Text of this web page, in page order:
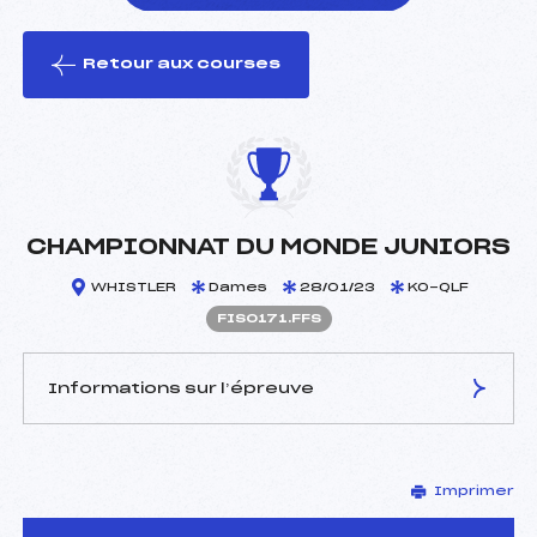
le ski
Retour aux courses
CHAMPIONNAT DU MONDE JUNIORS
WHISTLER Dames 28/01/23 KO-QLF
FIS0171.FFS
Informations sur l’épreuve
–
D.T Adjoint :
–
Imprimer